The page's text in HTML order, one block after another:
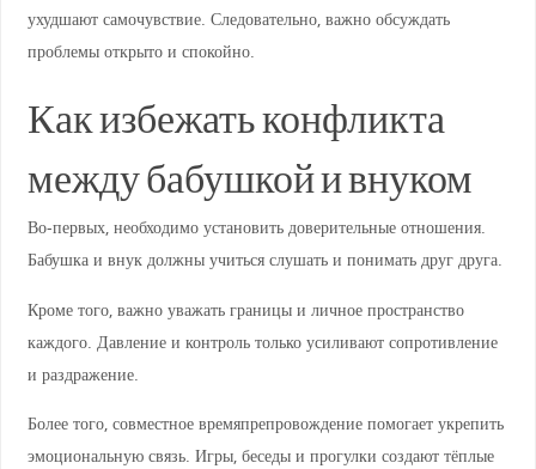
ухудшают самочувствие. Следовательно, важно обсуждать
проблемы открыто и спокойно.
Как избежать конфликта
между бабушкой и внуком
Во-первых, необходимо установить доверительные отношения.
Бабушка и внук должны учиться слушать и понимать друг друга.
Кроме того, важно уважать границы и личное пространство
каждого. Давление и контроль только усиливают сопротивление
и раздражение.
Более того, совместное времяпрепровождение помогает укрепить
эмоциональную связь. Игры, беседы и прогулки создают тёплые